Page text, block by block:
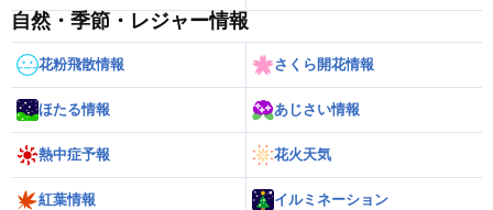
自然・季節・レジャー情報
花粉飛散情報 さくら開花情報
ほたる情報 あじさい情報
熱中症予報 花火天気
紅葉情報 イルミネーション